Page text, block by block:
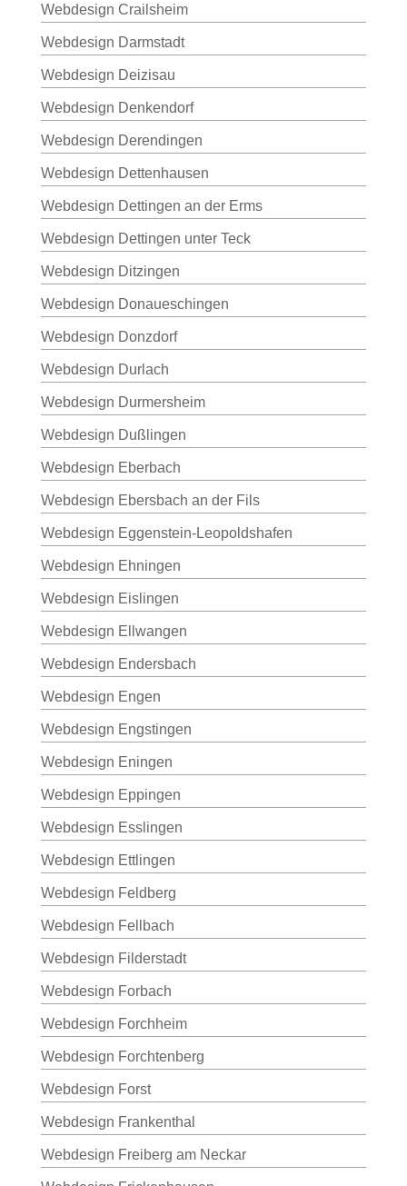
Webdesign Crailsheim
Webdesign Darmstadt
Webdesign Deizisau
Webdesign Denkendorf
Webdesign Derendingen
Webdesign Dettenhausen
Webdesign Dettingen an der Erms
Webdesign Dettingen unter Teck
Webdesign Ditzingen
Webdesign Donaueschingen
Webdesign Donzdorf
Webdesign Durlach
Webdesign Durmersheim
Webdesign Dußlingen
Webdesign Eberbach
Webdesign Ebersbach an der Fils
Webdesign Eggenstein-Leopoldshafen
Webdesign Ehningen
Webdesign Eislingen
Webdesign Ellwangen
Webdesign Endersbach
Webdesign Engen
Webdesign Engstingen
Webdesign Eningen
Webdesign Eppingen
Webdesign Esslingen
Webdesign Ettlingen
Webdesign Feldberg
Webdesign Fellbach
Webdesign Filderstadt
Webdesign Forbach
Webdesign Forchheim
Webdesign Forchtenberg
Webdesign Forst
Webdesign Frankenthal
Webdesign Freiberg am Neckar